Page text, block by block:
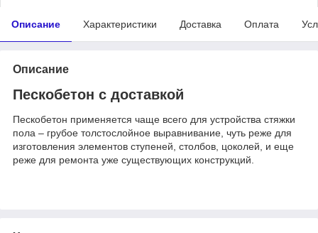
Описание Характеристики Доставка Оплата
Описание
Пескобетон с доставкой
Пескобетон применяется чаще всего для устройства стяжки
пола – грубое толстослойное выравнивание, чуть реже для
изготовления элементов ступеней, столбов, цоколей, и еще
реже для ремонта уже существующих конструкций.